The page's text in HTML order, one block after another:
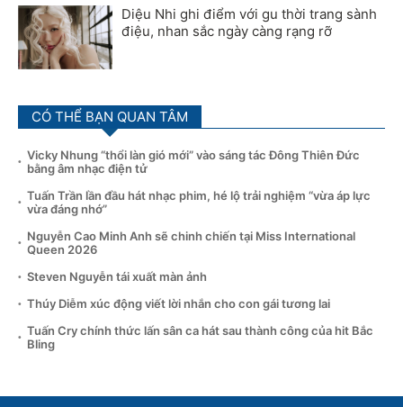
Diệu Nhi ghi điểm với gu thời trang sành
điệu, nhan sắc ngày càng rạng rỡ
CÓ THỂ BẠN QUAN TÂM
Vicky Nhung “thổi làn gió mới” vào sáng tác Đông Thiên Đức
bằng âm nhạc điện tử
Tuấn Trần lần đầu hát nhạc phim, hé lộ trải nghiệm “vừa áp lực
vừa đáng nhớ”
Nguyễn Cao Minh Anh sẽ chinh chiến tại Miss International
Queen 2026
Steven Nguyễn tái xuất màn ảnh
Thúy Diễm xúc động viết lời nhắn cho con gái tương lai
Tuấn Cry chính thức lấn sân ca hát sau thành công của hit Bắc
Bling